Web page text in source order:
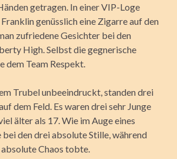
getragen. In einer VIP-Loge
genüsslich eine Zigarre auf den
zufriedene Gesichter bei den
High. Selbst die gegnerische
dem Team Respekt.
Trubel unbeeindruckt, standen drei
dem Feld. Es waren drei sehr Junge
älter als 17. Wie im Auge eines
den drei absolute Stille, während
Chaos tobte.